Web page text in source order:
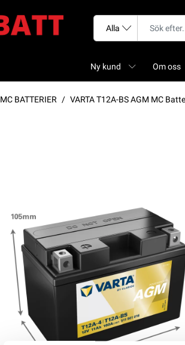
Ny kund Om oss
MC BATTERIER VARTA T12A-BS AGM MC